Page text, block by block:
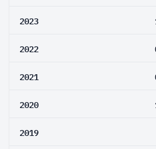
2023
2022
2021
2020
2019